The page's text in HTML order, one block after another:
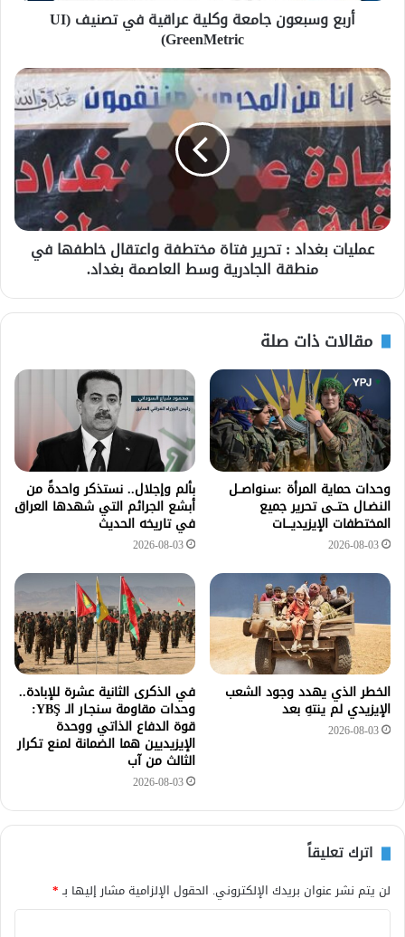
أربع وسبعون جامعة وكلية عراقية في تصنيف (UI
GreenMetric)
عمليات بغداد : تحرير فتاة مختطفة واعتقال خاطفها في
منطقة الجادرية وسط العاصمة بغداد.
مقالات ذات صلة
وحدات حماية المرأة :سنواصــل
النضـال حتــى تحرير جميع
المختطفات الإيزيديـــات
2026-08-03
بألم وإجلال.. نستذكر واحدةً من
أبشع الجرائم التي شهدها العراق
في تاريخه الحديث
2026-08-03
الخطر الذي يهدد وجود الشعب
الإيزيدي لم ينتهِ بعد
2026-08-03
في الذكرى الثانية عشرة للإبادة..
وحدات مقاومة سنجـار الـ YBŞ:
قوة الدفاع الذاتي ووحدة
الإيزيديين هما الضمانة لمنع تكرار
الثالث من آب
2026-08-03
اترك تعليقاً
لن يتم نشر عنوان بريدك الإلكتروني. الحقول الإلزامية مشار إليها بـ*